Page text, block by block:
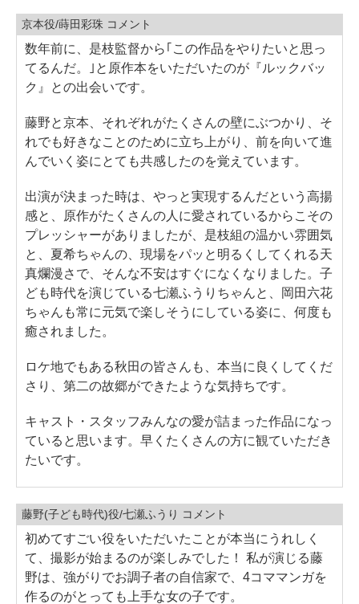
京本役/蒔田彩珠 コメント
数年前に、是枝監督から｢この作品をやりたいと思っ
てるんだ。｣と原作本をいただいたのが『ルックバッ
ク』との出会いです。
藤野と京本、それぞれがたくさんの壁にぶつかり、そ
れでも好きなことのために立ち上がり、前を向いて進
んでいく姿にとても共感したのを覚えています。
出演が決まった時は、やっと実現するんだという高揚
感と、原作がたくさんの人に愛されているからこその
プレッシャーがありましたが、是枝組の温かい雰囲気
と、夏希ちゃんの、現場をパッと明るくしてくれる天
真爛漫さで、そんな不安はすぐになくなりました。子
ども時代を演じている七瀬ふうりちゃんと、岡田六花
ちゃんも常に元気で楽しそうにしている姿に、何度も
癒されました。
ロケ地でもある秋田の皆さんも、本当に良くしてくだ
さり、第二の故郷ができたような気持ちです。
キャスト・スタッフみんなの愛が詰まった作品になっ
ていると思います。早くたくさんの方に観ていただき
たいです。
藤野(子ども時代)役/七瀬ふうり コメント
初めてすごい役をいただいたことが本当にうれしく
て、撮影が始まるのが楽しみでした！ 私が演じる藤
野は、強がりでお調子者の自信家で、4コママンガを
作るのがとっても上手な女の子です。